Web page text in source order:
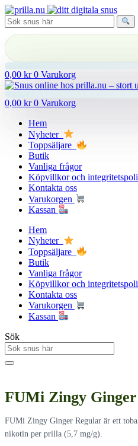
Hoppa
till
innehåll
0,00 kr 0 Varukorg
0,00 kr 0 Varukorg
Hem
Nyheter
Toppsäljare
Butik
Vanliga frågor
Köpvillkor och
Kontakta oss
Varukorgen
Kassan
Hem
Nyheter
Toppsäljare
Butik
Vanliga frågor
Köpvillkor och
Kontakta oss
Varukorgen
Kassan
Sök
FUMi Zingy
FUMi Zingy Ginger Regular är ett
nikotin per prilla (5,7 mg/g).